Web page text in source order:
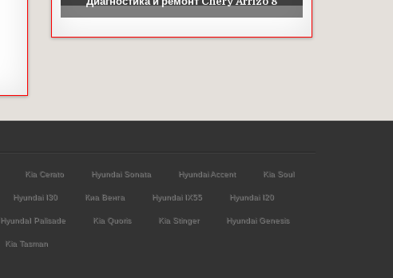
Kia Cerato Hyundai Sonata Hyundai Accent Kia Soul
Hyundai I30 Киа Венга Hyundai IX55 Hyundai I20
HyundaI Palisade Kia Quoris Kia Stinger Hyundai Genesis
Kia Tasman